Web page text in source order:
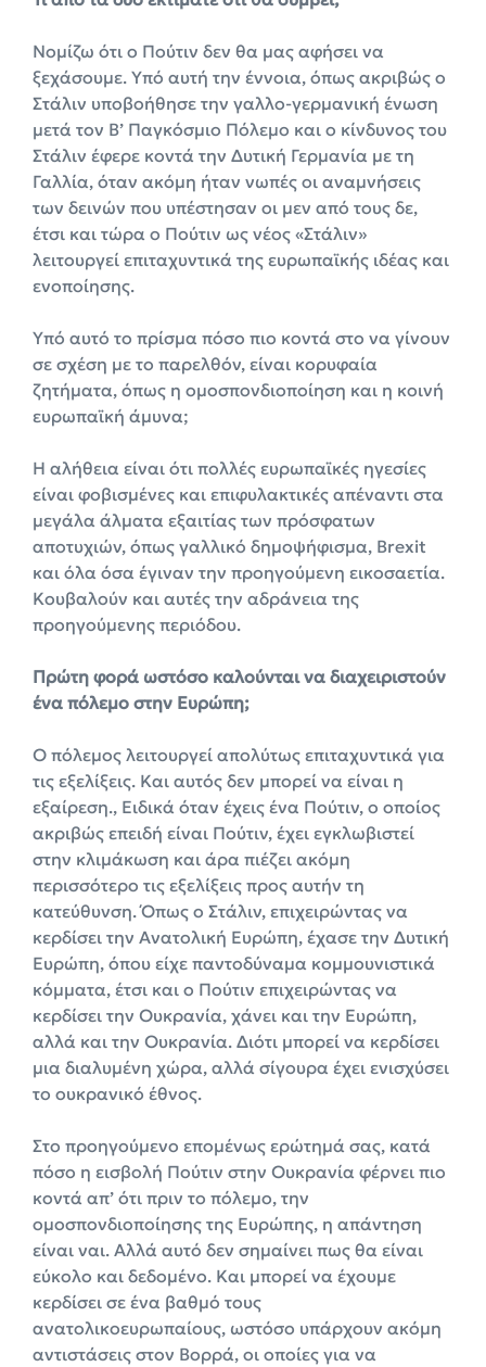
Νομίζω ότι ο Πούτιν δεν θα μας αφήσει να
ξεχάσουμε. Υπό αυτή την έννοια, όπως ακριβώς ο
Στάλιν υποβοήθησε την γαλλο-γερμανική ένωση
μετά τον Β’ Παγκόσμιο Πόλεμο και ο κίνδυνος του
Στάλιν έφερε κοντά την Δυτική Γερμανία με τη
Γαλλία, όταν ακόμη ήταν νωπές οι αναμνήσεις
των δεινών που υπέστησαν οι μεν από τους δε,
έτσι και τώρα ο Πούτιν ως νέος «Στάλιν»
λειτουργεί επιταχυντικά της ευρωπαϊκής ιδέας και
ενοποίησης.
Υπό αυτό το πρίσμα πόσο πιο κοντά στο να γίνουν
σε σχέση με το παρελθόν, είναι κορυφαία
ζητήματα, όπως η ομοσπονδιοποίηση και η κοινή
ευρωπαϊκή άμυνα;
Η αλήθεια είναι ότι πολλές ευρωπαϊκές ηγεσίες
είναι φοβισμένες και επιφυλακτικές απέναντι στα
μεγάλα άλματα εξαιτίας των πρόσφατων
αποτυχιών, όπως γαλλικό δημοψήφισμα, Brexit
και όλα όσα έγιναν την προηγούμενη εικοσαετία.
Κουβαλούν και αυτές την αδράνεια της
προηγούμενης περιόδου.
Πρώτη φορά ωστόσο καλούνται να διαχειριστούν
ένα πόλεμο στην Ευρώπη;
Ο πόλεμος λειτουργεί απολύτως επιταχυντικά για
τις εξελίξεις. Και αυτός δεν μπορεί να είναι η
εξαίρεση., Ειδικά όταν έχεις ένα Πούτιν, ο οποίος
ακριβώς επειδή είναι Πούτιν, έχει εγκλωβιστεί
στην κλιμάκωση και άρα πιέζει ακόμη
περισσότερο τις εξελίξεις προς αυτήν τη
κατεύθυνση. Όπως ο Στάλιν, επιχειρώντας να
κερδίσει την Ανατολική Ευρώπη, έχασε την Δυτική
Ευρώπη, όπου είχε παντοδύναμα κομμουνιστικά
κόμματα, έτσι και ο Πούτιν επιχειρώντας να
κερδίσει την Ουκρανία, χάνει και την Ευρώπη,
αλλά και την Ουκρανία. Διότι μπορεί να κερδίσει
μια διαλυμένη χώρα, αλλά σίγουρα έχει ενισχύσει
το ουκρανικό έθνος.
Στο προηγούμενο επομένως ερώτημά σας, κατά
πόσο η εισβολή Πούτιν στην Ουκρανία φέρνει πιο
κοντά απ’ ότι πριν το πόλεμο, την
ομοσπονδιοποίησης της Ευρώπης, η απάντηση
είναι ναι. Αλλά αυτό δεν σημαίνει πως θα είναι
εύκολο και δεδομένο. Και μπορεί να έχουμε
κερδίσει σε ένα βαθμό τους
ανατολικοευρωπαίους, ωστόσο υπάρχουν ακόμη
αντιστάσεις στον Βορρά, οι οποίες για να